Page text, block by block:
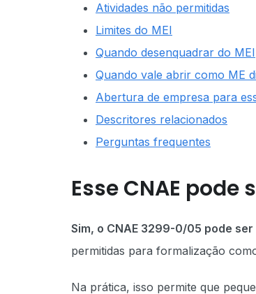
Atividades não permitidas
Limites do MEI
Quando desenquadrar do MEI
Quando vale abrir como ME
Abertura de empresa para
Descritores relacionados
Perguntas frequentes
Esse CNAE pode
Sim, o CNAE 3299-0/05 pode ser
permitidas para formalização
Na prática, isso permite que